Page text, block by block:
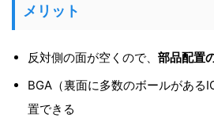
メリット
反対側の面が空くので、 部品配置
BGA（裏面に多数のボールがある
置できる